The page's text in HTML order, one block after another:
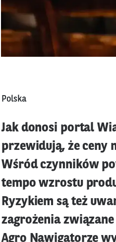
Polska
Jak donosi portal
przewidują, że ceny
Wśród czynników
tempo wzrostu
Ryzykiem są też
zagrożenia
Agro Nawigatorze